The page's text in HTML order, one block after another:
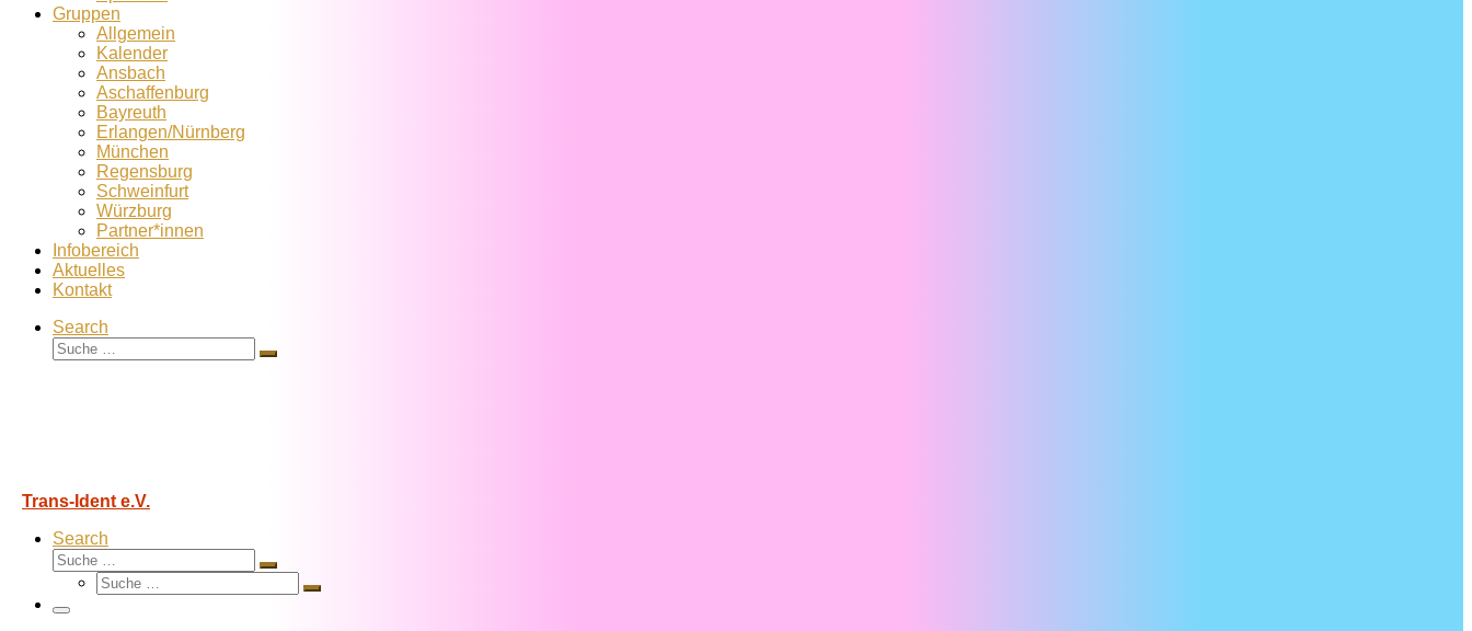
Gruppen
Allgemein
Kalender
Ansbach
Aschaffenburg
Bayreuth
Erlangen/Nürnberg
München
Regensburg
Schweinfurt
Würzburg
Partner*innen
Infobereich
Aktuelles
Kontakt
Search
Suche
Suche
Trans-Ident e.V.
Search
Suche
Suche
Suche
Suche
Menü